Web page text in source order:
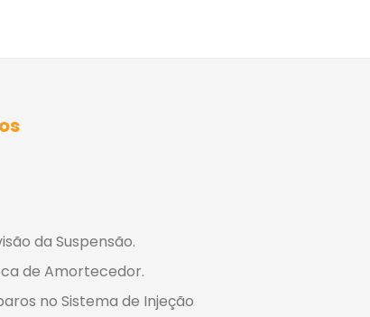
da Suspensão.
de Amortecedor.
no Sistema de Injeção